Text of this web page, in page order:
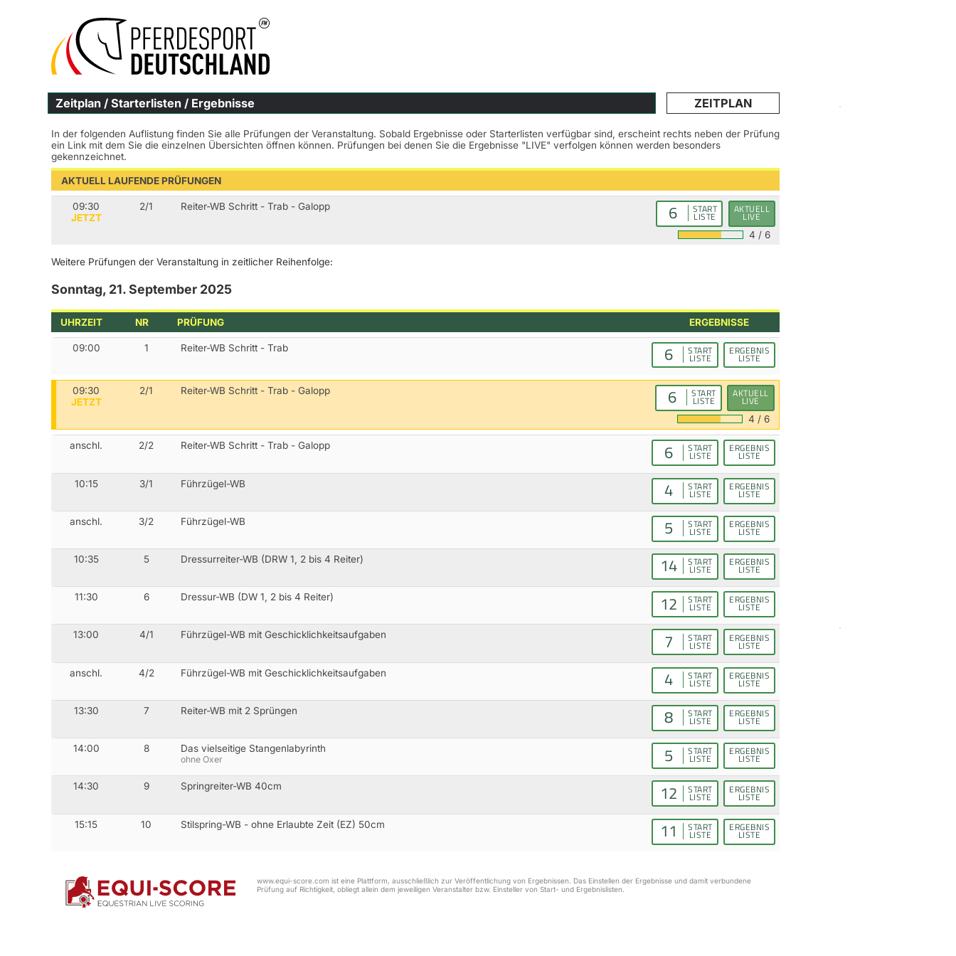
Zeitplan / Starterlisten / Ergebnisse ZEITPLAN
In der folgenden Auflistung finden Sie alle Prüfungen der Veranstaltung. Sobald Ergebnisse oder Starterlisten verfügbar sind, erscheint rechts neben der Prüfung
ein Link mit dem Sie die einzelnen Übersichten öffnen können. Prüfungen bei denen Sie die Ergebnisse "LIVE" verfolgen können werden besonders
gekennzeichnet.
AKTUELL LAUFENDE PRÜFUNGEN
09:30
JETZT
2/1 Reiter-WB Schritt - Trab - Galopp 6 START
LISTE
AKTUELL
LIVE
4 / 6
Weitere Prüfungen der Veranstaltung in zeitlicher Reihenfolge:
Sonntag, 21. September 2025
UHRZEIT NR PRÜFUNG ERGEBNISSE
09:00 1 Reiter-WB Schritt - Trab 6 START
LISTE
ERGEBNIS
LISTE
09:30
JETZT
2/1 Reiter-WB Schritt - Trab - Galopp 6 START
LISTE
AKTUELL
LIVE
4 / 6
anschl. 2/2 Reiter-WB Schritt - Trab - Galopp 6 START
LISTE
ERGEBNIS
LISTE
10:15 3/1 Führzügel-WB 4 START
LISTE
ERGEBNIS
LISTE
anschl. 3/2 Führzügel-WB 5 START
LISTE
ERGEBNIS
LISTE
10:35 5 Dressurreiter-WB (DRW 1, 2 bis 4 Reiter) 14 START
LISTE
ERGEBNIS
LISTE
11:30 6 Dressur-WB (DW 1, 2 bis 4 Reiter) 12 START
LISTE
ERGEBNIS
LISTE
13:00 4/1 Führzügel-WB mit Geschicklichkeitsaufgaben 7 START
LISTE
ERGEBNIS
LISTE
anschl. 4/2 Führzügel-WB mit Geschicklichkeitsaufgaben 4 START
LISTE
ERGEBNIS
LISTE
13:30 7 Reiter-WB mit 2 Sprüngen 8 START
LISTE
ERGEBNIS
LISTE
14:00 8 Das vielseitige Stangenlabyrinth
ohne Oxer 5 START
LISTE
ERGEBNIS
LISTE
14:30 9 Springreiter-WB 40cm 12 START
LISTE
ERGEBNIS
LISTE
15:15 10 Stilspring-WB - ohne Erlaubte Zeit (EZ) 50cm 11 START
LISTE
ERGEBNIS
LISTE
www.equi-score.com ist eine Plattform, ausschließlich zur Veröffentlichung von Ergebnissen. Das Einstellen der Ergebnisse und damit verbundene
Prüfung auf Richtigkeit, obliegt allein dem jeweiligen Veranstalter bzw. Einsteller von Start- und Ergebnislisten.